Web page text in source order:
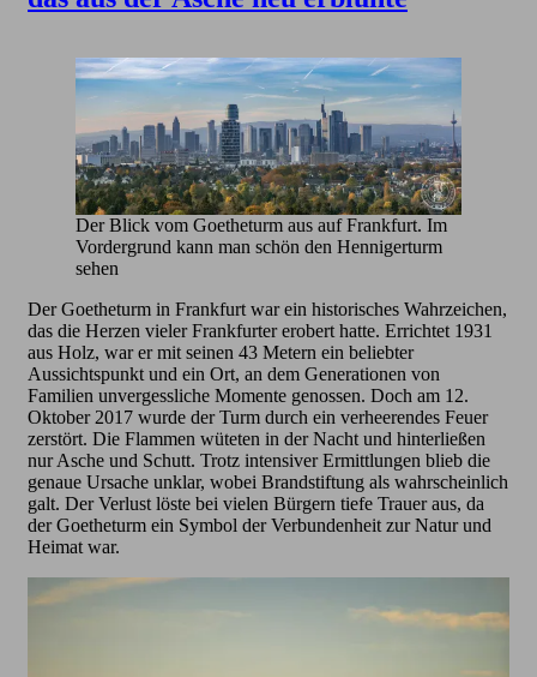
Der Blick vom Goetheturm aus auf Frankfurt. Im
Vordergrund kann man schön den Hennigerturm
sehen
Der Goetheturm in Frankfurt war ein historisches Wahrzeichen,
das die Herzen vieler Frankfurter erobert hatte. Errichtet 1931
aus Holz, war er mit seinen 43 Metern ein beliebter
Aussichtspunkt und ein Ort, an dem Generationen von
Familien unvergessliche Momente genossen. Doch am 12.
Oktober 2017 wurde der Turm durch ein verheerendes Feuer
zerstört. Die Flammen wüteten in der Nacht und hinterließen
nur Asche und Schutt. Trotz intensiver Ermittlungen blieb die
genaue Ursache unklar, wobei Brandstiftung als wahrscheinlich
galt. Der Verlust löste bei vielen Bürgern tiefe Trauer aus, da
der Goetheturm ein Symbol der Verbundenheit zur Natur und
Heimat war.